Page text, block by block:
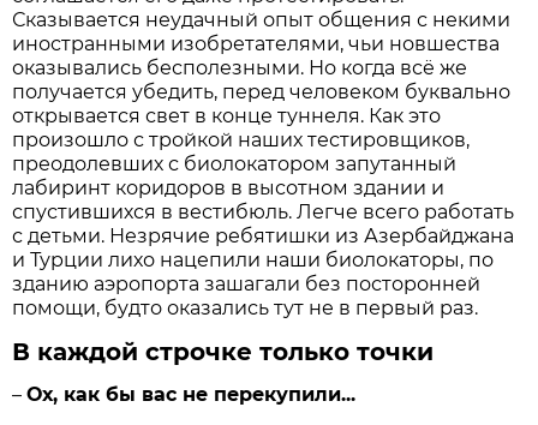
Сказывается неудачный опыт общения с некими
иностранными изобретателями, чьи новшества
оказывались бесполезными. Но когда всё же
получается убедить, перед человеком буквально
открывается свет в конце туннеля. Как это
произошло с тройкой наших тестировщиков,
преодолевших с биолокатором запутанный
лабиринт коридоров в высотном здании и
спустившихся в вестибюль. Легче всего работать
с детьми. Незрячие ребятишки из Азербайджана
и Турции лихо нацепили наши биолокаторы, по
зданию аэропорта зашагали без посторонней
помощи, будто оказались тут не в первый раз.
В каждой строчке только точки
–Ох, как бы вас не перекупили...